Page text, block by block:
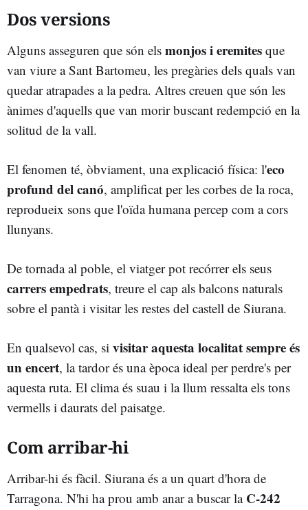
Dos versions
Alguns asseguren que són els monjos i eremites que
van viure a Sant Bartomeu, les pregàries dels quals van
quedar atrapades a la pedra. Altres creuen que són les
ànimes d'aquells que van morir buscant redempció en la
solitud de la vall.
El fenomen té, òbviament, una explicació física: l'eco
profund del canó, amplificat per les corbes de la roca,
reprodueix sons que l'oïda humana percep com a cors
llunyans.
De tornada al poble, el viatger pot recórrer els seus
carrers empedrats, treure el cap als balcons naturals
sobre el pantà i visitar les restes del castell de Siurana.
En qualsevol cas, si visitar aquesta localitat sempre és
un encert, la tardor és una època ideal per perdre's per
aquesta ruta. El clima és suau i la llum ressalta els tons
vermells i daurats del paisatge.
Com arribar-hi
Arribar-hi és fàcil. Siurana és a un quart d'hora de
Tarragona. N'hi ha prou amb anar a buscar la C-242